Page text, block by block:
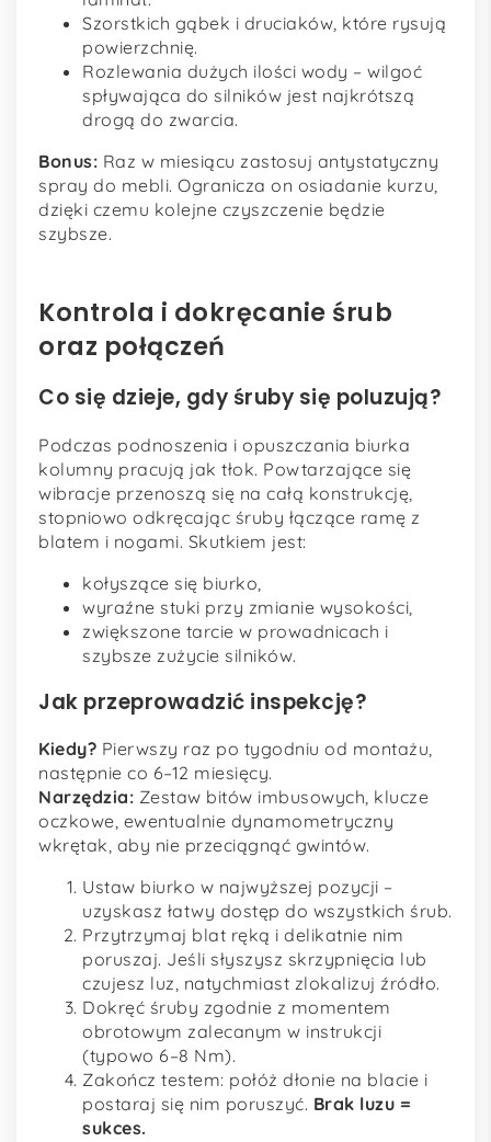
Szorstkich gąbek i druciaków, które rysują
powierzchnię.
Rozlewania dużych ilości wody – wilgoć
spływająca do silników jest najkrótszą
drogą do zwarcia.
Bonus: Raz w miesiącu zastosuj antystatyczny
spray do mebli. Ogranicza on osiadanie kurzu,
dzięki czemu kolejne czyszczenie będzie
szybsze.
Kontrola i dokręcanie śrub
oraz połączeń
Co się dzieje, gdy śruby się poluzują?
Podczas podnoszenia i opuszczania biurka
kolumny pracują jak tłok. Powtarzające się
wibracje przenoszą się na całą konstrukcję,
stopniowo odkręcając śruby łączące ramę z
blatem i nogami. Skutkiem jest:
kołyszące się biurko,
wyraźne stuki przy zmianie wysokości,
zwiększone tarcie w prowadnicach i
szybsze zużycie silników.
Jak przeprowadzić inspekcję?
Kiedy? Pierwszy raz po tygodniu od montażu,
następnie co 6–12 miesięcy.
Narzędzia: Zestaw bitów imbusowych, klucze
oczkowe, ewentualnie dynamometryczny
wkrętak, aby nie przeciągnąć gwintów.
Ustaw biurko w najwyższej pozycji –
uzyskasz łatwy dostęp do wszystkich śrub.
Przytrzymaj blat ręką i delikatnie nim
poruszaj. Jeśli słyszysz skrzypnięcia lub
czujesz luz, natychmiast zlokalizuj źródło.
Dokręć śruby zgodnie z momentem
obrotowym zalecanym w instrukcji
(typowo 6–8 Nm).
Zakończ testem: połóż dłonie na blacie i
postaraj się nim poruszyć. Brak luzu =
sukces.